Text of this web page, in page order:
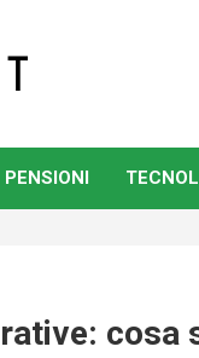
PENSIONI
cosa